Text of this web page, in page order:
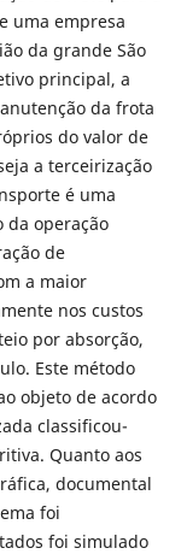
uma empresa
da grande São
principal, a
da frota
do valor de
a terceirização
é uma
operação
de
a maior
nos custos
por absorção,
Este método
objeto de acordo
classificou-
Quanto aos
documental
foi
foi simulado